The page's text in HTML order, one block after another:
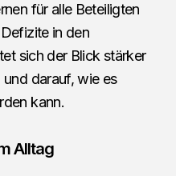
für alle Beteiligten
in den
sich der Blick stärker
darauf, wie es
kann.
Alltag